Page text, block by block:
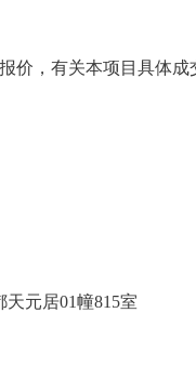
价，有关本项目具体成
元居01幢815室